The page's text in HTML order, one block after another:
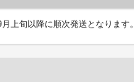
上旬以降に順次発送となります。